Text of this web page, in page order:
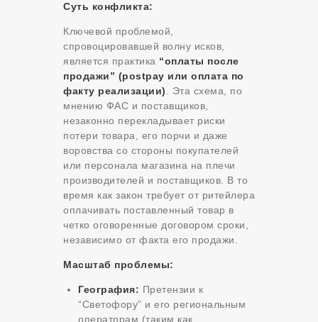
Суть конфликта:
Ключевой проблемой,
спровоцировавшей волну исков,
является практика “оплаты после
продажи” (postpay или оплата по
факту реализации). Эта схема, по
мнению ФАС и поставщиков,
незаконно перекладывает риски
потери товара, его порчи и даже
воровства со стороны покупателей
или персонала магазина на плечи
производителей и поставщиков. В то
время как закон требует от ритейлера
оплачивать поставленный товар в
четко оговоренные договором сроки,
независимо от факта его продажи.
Масштаб проблемы:
География: Претензии к
“Светофору” и его региональным
операторам (таким как